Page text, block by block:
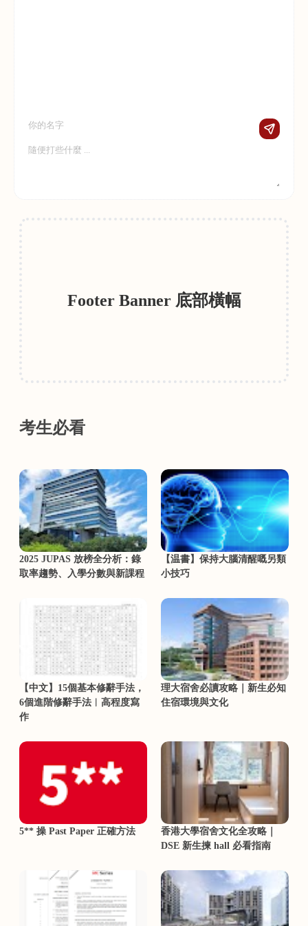
Footer Banner 底部橫幅
考生必看
2025 JUPAS 放榜全分析：錄
取率趨勢、入學分數與新課程
【温書】保持大腦清醒嘅另類
小技巧
【中文】15個基本修辭手法，
6個進階修辭手法︳高程度寫
作
理大宿舍必讀攻略｜新生必知
住宿環境與文化
5** 操 Past Paper 正確方法
香港大學宿舍文化全攻略｜
DSE 新生揀 hall 必看指南